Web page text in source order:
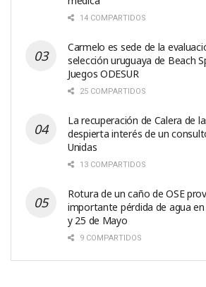
14 COMPARTIDOS
Carmelo es sede de la
selección uruguaya de Beach
Juegos ODESUR
25 COMPARTIDOS
La recuperación de Calera de
despierta interés de un
Unidas
13 COMPARTIDOS
Rotura de un caño de OSE
importante pérdida de agua en
y 25 de Mayo
9 COMPARTIDOS